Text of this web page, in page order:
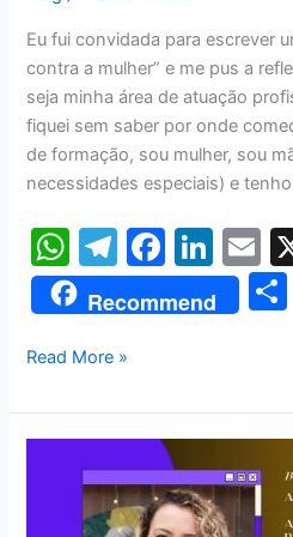
Eu fui convidada para escrever
contra a mulher” e me pus a
seja minha área de atuação
fiquei sem saber por onde
de formação, sou mulher, sou
necessidades especiais) e
W
h
at
s
A
p
p
T
el
e
gr
a
m
F
a
c
b
o
o
k
Li
n
k
dI
n
E
m
ai
Recommend
Read More »